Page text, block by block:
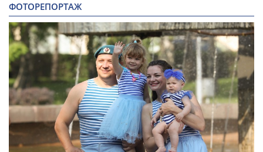
ФОТОРЕПОРТАЖ